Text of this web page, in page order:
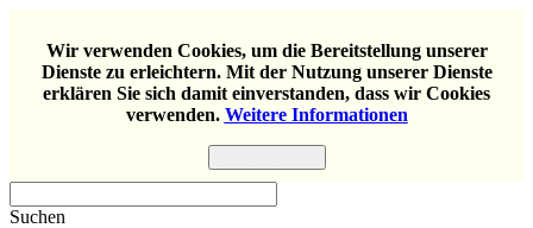
Wir verwenden Cookies, um die Bereitstellung unserer
Dienste zu erleichtern. Mit der Nutzung unserer Dienste
erklären Sie sich damit einverstanden, dass wir Cookies
verwenden. Weitere Informationen
Suchen